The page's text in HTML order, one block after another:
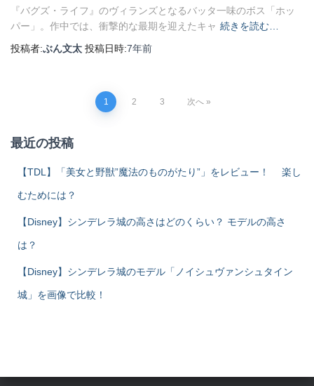
『バグズ・ライフ』のヴィランズとなるバッタ一味のボス「ホッ
パー」。作中では、衝撃的な最期を迎えたキャ 続きを読む…
投稿者:ぶん文太 投稿日時:7年前
稿
ナ
ビ
ゲ
ー
シ
1 2 3 次へ
最近の投稿
【TDL】「美女と野獣”魔法のものがたり”」をレビュー！ 楽し
むためには？
【Disney】シンデレラ城の高さはどのくらい？ モデルの高さ
は？
【Disney】シンデレラ城のモデル「ノイシュヴァンシュタイン
城」を画像で比較！